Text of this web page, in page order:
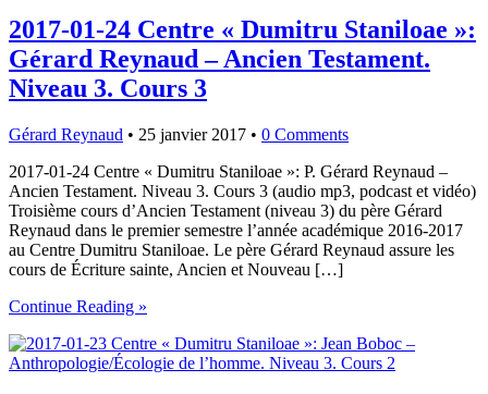
2017-01-24 Centre « Dumitru Staniloae »:
Gérard Reynaud – Ancien Testament.
Niveau 3. Cours 3
Gérard Reynaud • 25 janvier 2017 • 0 Comments
2017-01-24 Centre « Dumitru Staniloae »: P. Gérard Reynaud –
Ancien Testament. Niveau 3. Cours 3 (audio mp3, podcast et vidéo)
Troisième cours d’Ancien Testament (niveau 3) du père Gérard
Reynaud dans le premier semestre l’année académique 2016-2017
au Centre Dumitru Staniloae. Le père Gérard Reynaud assure les
cours de Écriture sainte, Ancien et Nouveau […]
Continue Reading »